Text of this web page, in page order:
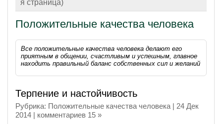
я страница)
Положительные качества человека
Все положительные качества человека делают его
приятным в общении, счастливым и успешным, главное
находить правильный баланс собственных сил и желаний
Терпение и настойчивость
Рубрика: Положительные качества человека | 24 Дек
2014 | комментариев 15 »